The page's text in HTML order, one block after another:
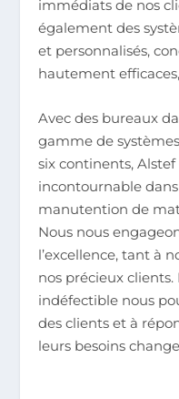
immédiats de nos
également des
et personnalisés,
hautement
Avec des bureaux
gamme de
six continents,
incontournable
manutention de
Nous nous
l’excellence, tant à
nos précieux
indéfectible nous
des clients et à
leurs besoins